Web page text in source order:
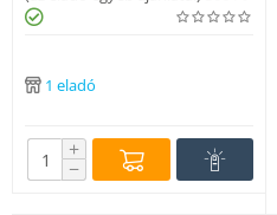
1 eladó
+
−